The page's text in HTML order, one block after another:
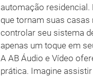
automação
que tornam suas
controlar seu sistema
apenas um toque em
A AB Áudio e Vídeo
prática. Imagine